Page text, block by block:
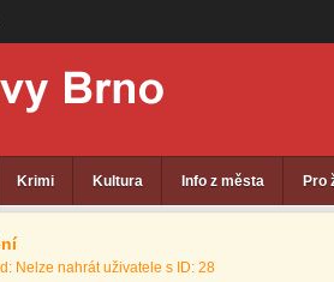
Krimi Kultura Info z města Pro
Nelze nahrát uživatele s ID: 28